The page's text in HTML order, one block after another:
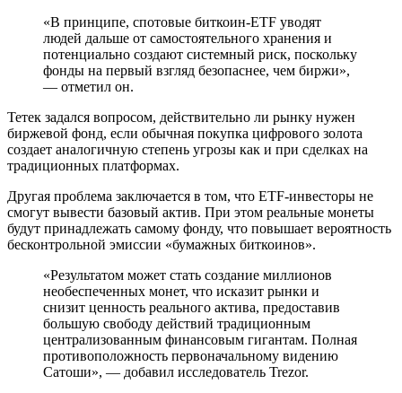
«В принципе, спотовые биткоин-ETF уводят
людей дальше от самостоятельного хранения и
потенциально создают системный риск, поскольку
фонды на первый взгляд безопаснее, чем биржи»,
— отметил он.
Тетек задался вопросом, действительно ли рынку нужен
биржевой фонд, если обычная покупка цифрового золота
создает аналогичную степень угрозы как и при сделках на
традиционных платформах.
Другая проблема заключается в том, что ETF-инвесторы не
смогут вывести базовый актив. При этом реальные монеты
будут принадлежать самому фонду, что повышает вероятность
бесконтрольной эмиссии «бумажных биткоинов».
«Результатом может стать создание миллионов
необеспеченных монет, что исказит рынки и
снизит ценность реального актива, предоставив
большую свободу действий традиционным
централизованным финансовым гигантам. Полная
противоположность первоначальному видению
Сатоши», — добавил исследователь Trezor.